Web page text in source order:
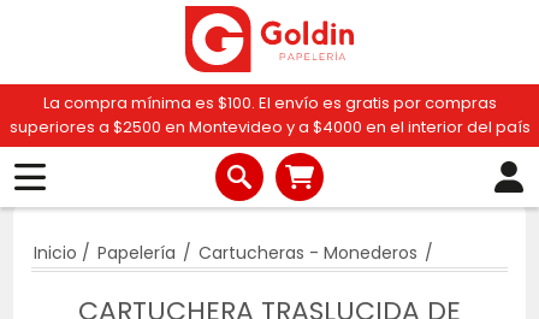
La compra mínima es $100. El envío es gratis por compras
superiores a $2500 en Montevideo y a $4000 en el interior del país
Inicio / Papelería / Cartucheras - Monederos /
CARTUCHERA TRASLUCIDA DE